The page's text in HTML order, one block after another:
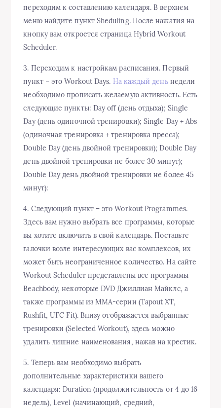
переходим к составлению календаря. В верхнем
меню найдите пункт Sheduling. После нажатия на
кнопку вам откроется страница Hybrid Workout
Scheduler.
3. Переходим к настройкам расписания. Первый
пункт – это Workout Days. На каждый деньнедели
необходимо прописать желаемую активность. Есть
следующие пункты: Day off (день отдыха); Single
Day (день одиночной тренировки); Single Day + Abs
(одиночная тренировка + тренировка пресса);
Double Day (день двойной тренировки); Double Day
день двойной тренировки не более 30 минут);
Double Day день двойной тренировки не более 45
минут):
4. Следующий пункт – это Workout Programmes.
Здесь вам нужно выбрать все программы, которые
вы хотите включить в свой календарь. Поставьте
галочки возле интересующих вас комплексов, их
может быть неограниченное количество. На сайте
Workout Scheduler представлены все программы
Beachbody, некоторые DVD Джиллиан Майклс, а
также программы из MMA-серии (Tapout XT,
Rushfit, UFC Fit). Внизу отображается выбранные
тренировки (Selected Workout), здесь можно
удалить лишние наименования, нажав на крестик.
5. Теперь вам необходимо выбрать
дополнительные характеристики вашего
календаря: Duration (продолжительность от 4 до 16
недель), Level (начинающий, средний,